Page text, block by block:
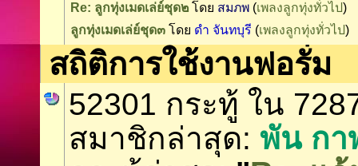
Re: ลูกทุ่งเมดเล่ย์ชุด๒โดย สมภพ(เพลงลูกทุ่งทั่วไป)
ลูกทุ่งเมดเล่ย์ชุด๓โดย ดำ จันทบุรี (เพลงลูกทุ่งทั่วไป)
สถิติการใช้งานฟอรั่ม
52301 กระทู้ ใน
สมาชิกล่าสุด: พัน กา